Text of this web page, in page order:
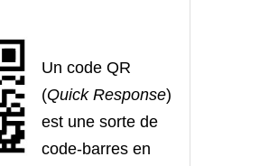
Un code QR
(Quick Response)
est une sorte de
code-barres en